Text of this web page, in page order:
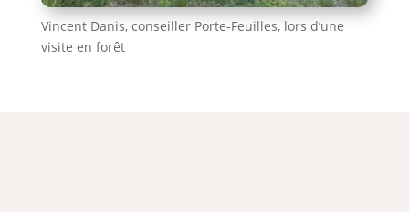
Vincent Danis, conseiller Porte-Feuilles, lors d’une
visite en forêt